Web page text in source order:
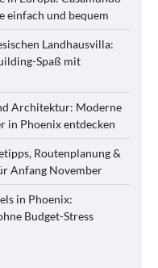
einfach und bequem
Landhausvilla:
Spaß mit
Architektur: Moderne
in Phoenix entdecken
Routenplanung &
Anfang November
in Phoenix:
Budget-Stress